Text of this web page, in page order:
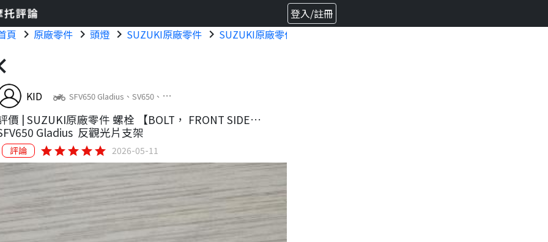
登入/註冊
頁 chevron_right 原廠零件 chevron_right 頭燈 chevron_right SUZUKI原廠零件 chevron_right SUZUKI原廠零件 原廠零件
KID two_wheeler SFV650 Gladius、SV650、
CB400SF (Super Four)、GSX-R600
價 |SUZUKI原廠零件 螺栓 【BOLT， FRONT SIDE
09119-05023-000】
Gladius 反觀光片支架
評論 starstarstarstarstar 2026-05-11